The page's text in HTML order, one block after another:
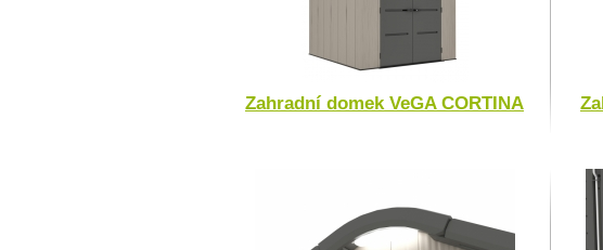
Zahradní domek VeGA CORTINA